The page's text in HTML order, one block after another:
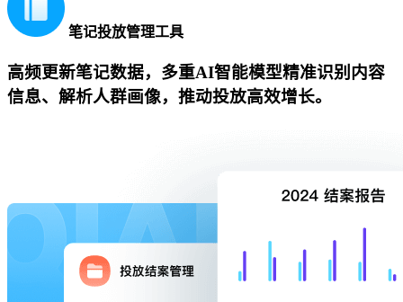
笔记投放管理工具
高频更新笔记数据，多重AI智能模型精准识别内容
信息、解析人群画像，推动投放高效增长。